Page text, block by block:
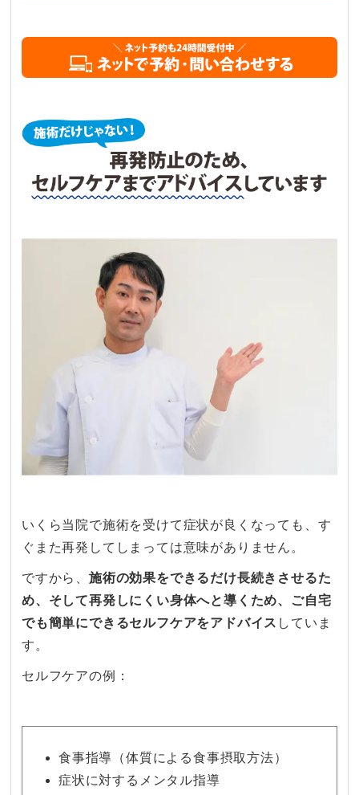
いくら当院で施術を受けて症状が良くなっても、す
ぐまた再発してしまっては意味がありません。
ですから、施術の効果をできるだけ長続きさせるた
め、そして再発しにくい身体へと導くため、ご自宅
でも簡単にできるセルフケアをアドバイス していま
す。
セルフケアの例：
食事指導（体質による食事摂取方法）
症状に対するメンタル指導